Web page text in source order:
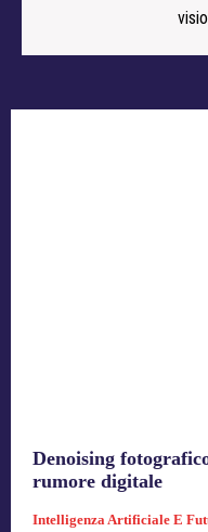
Denoising
rumore digitale
Intelligenza Artificiale E